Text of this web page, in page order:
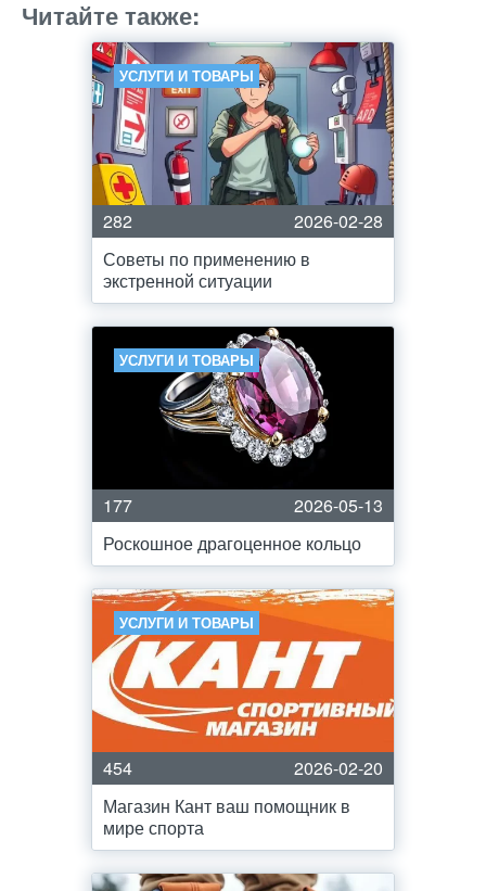
Читайте также:
УСЛУГИ И ТОВАРЫ
282
2026-02-28
Советы по применению в
экстренной ситуации
УСЛУГИ И ТОВАРЫ
177
2026-05-13
Роскошное драгоценное кольцо
УСЛУГИ И ТОВАРЫ
454
2026-02-20
Магазин Кант ваш помощник в
мире спорта